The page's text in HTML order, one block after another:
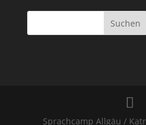
Sprachcamp Allgäu /